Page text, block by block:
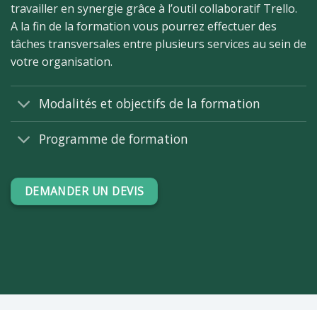
travailler en synergie grâce à l’outil collaboratif Trello.
A la fin de la formation vous pourrez effectuer des
tâches transversales entre plusieurs services au sein de
votre organisation.
Modalités et objectifs de la formation
Programme de formation
DEMANDER UN DEVIS